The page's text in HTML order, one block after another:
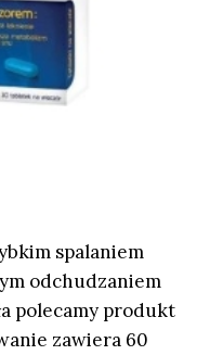
spalaniem
odchudzaniem
polecamy produkt
zawiera 60